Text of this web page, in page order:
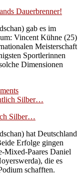
Dauerbrenner!
gab es im
Vincent Kühne (25)
Meisterschaft
Sportlerinnen
Dimensionen
Silber…
hat Deutschland
Erfolge gingen
Mixed-Paares Daniel
die es
schafften.